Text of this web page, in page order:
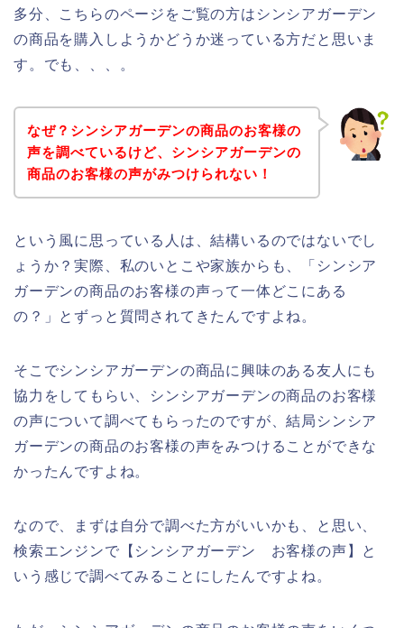
多分、こちらのページをご覧の方はシンシアガーデン
の商品を購入しようかどうか迷っている方だと思いま
す。でも、、、。
なぜ？シンシアガーデンの商品のお客様の
声を調べているけど、シンシアガーデンの
商品のお客様の声がみつけられない！
という風に思っている人は、結構いるのではないでし
ょうか？実際、私のいとこや家族からも、「シンシア
ガーデンの商品のお客様の声って一体どこにある
の？」とずっと質問されてきたんですよね。
そこでシンシアガーデンの商品に興味のある友人にも
協力をしてもらい、シンシアガーデンの商品のお客様
の声について調べてもらったのですが、結局シンシア
ガーデンの商品のお客様の声をみつけることができな
かったんですよね。
なので、まずは自分で調べた方がいいかも、と思い、
検索エンジンで【シンシアガーデン お客様の声】と
いう感じで調べてみることにしたんですよね。